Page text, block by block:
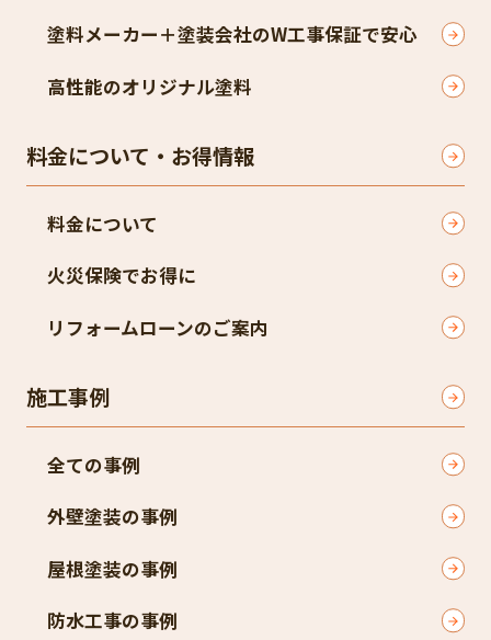
塗料メーカー＋塗装会社のW工事保証で安心
高性能のオリジナル塗料
料金について・お得情報
料金について
火災保険でお得に
リフォームローンのご案内
施工事例
全ての事例
外壁塗装の事例
屋根塗装の事例
防水工事の事例